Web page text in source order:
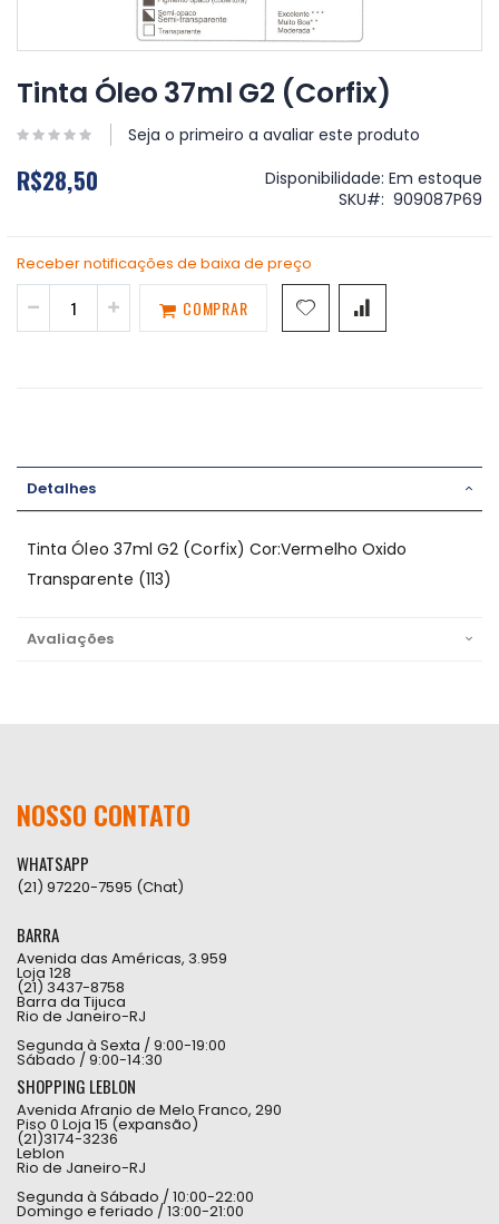
para
o
da
de
Tinta Óleo 37ml G2 (Corfix)
Seja o primeiro a avaliar este produto
R$28,50 Disponibilidade: Em estoque
SKU
909087P69
Receber notificações de baixa de preço
COMPRAR
Detalhes
Tinta Óleo 37ml G2 (Corfix) Cor:Vermelho Oxido
Transparente (113)
Avaliações
NOSSO CONTATO
WHATSAPP
(21) 97220-7595 (Chat)
BARRA
Avenida das Américas, 3.959
Loja 128
(21) 3437-8758
Barra da Tijuca
Rio de Janeiro-RJ
Segunda à Sexta / 9:00-19:00
Sábado / 9:00-14:30
SHOPPING LEBLON
Avenida Afranio de Melo Franco, 290
Piso 0 Loja 15 (expansão)
(21)3174-3236
Leblon
Rio de Janeiro-RJ
Segunda à Sábado / 10:00-22:00
Domingo e feriado / 13:00-21:00